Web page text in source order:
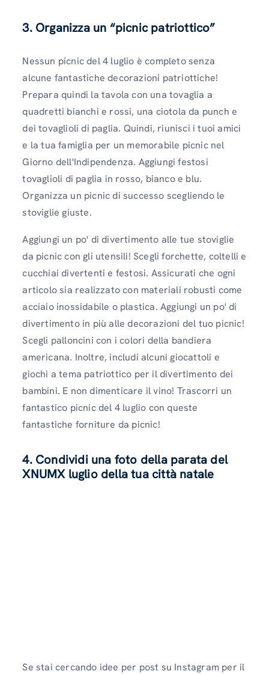
3. Organizza un “picnic patriottico”
Nessun picnic del 4 luglio è completo senza
alcune fantastiche decorazioni patriottiche!
Prepara quindi la tavola con una tovaglia a
quadretti bianchi e rossi, una ciotola da punch e
dei tovaglioli di paglia. Quindi, riunisci i tuoi amici
e la tua famiglia per un memorabile picnic nel
Giorno dell'Indipendenza. Aggiungi festosi
tovaglioli di paglia in rosso, bianco e blu.
Organizza un picnic di successo scegliendo le
stoviglie giuste.
Aggiungi un po' di divertimento alle tue stoviglie
da picnic con gli utensili! Scegli forchette, coltelli e
cucchiai divertenti e festosi. Assicurati che ogni
articolo sia realizzato con materiali robusti come
acciaio inossidabile o plastica. Aggiungi un po' di
divertimento in più alle decorazioni del tuo picnic!
Scegli palloncini con i colori della bandiera
americana. Inoltre, includi alcuni giocattoli e
giochi a tema patriottico per il divertimento dei
bambini. E non dimenticare il vino! Trascorri un
fantastico picnic del 4 luglio con queste
fantastiche forniture da picnic!
4. Condividi una foto della parata del
XNUMX luglio della tua città natale
Se stai cercando idee per post su Instagram per il